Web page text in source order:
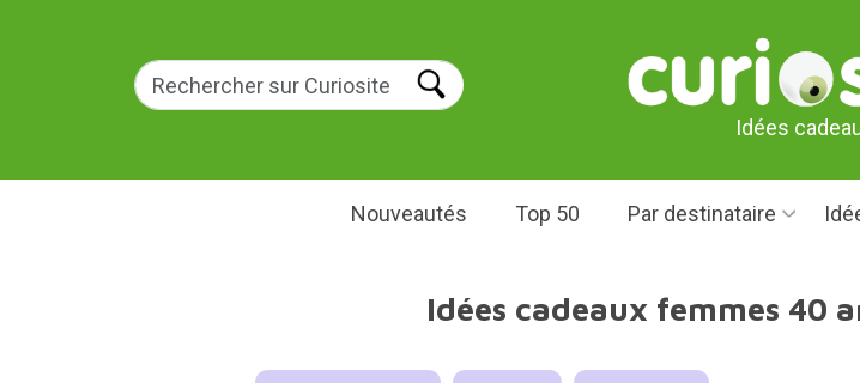
Idées
Nouveautés Top 50 Par destinataire
Idées cadeaux femmes 40